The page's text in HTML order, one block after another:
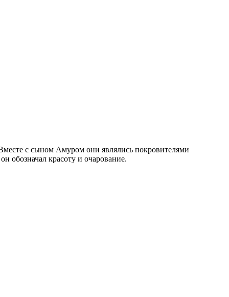
с сыном Амуром они являлись покровителями
обозначал красоту и очарование.